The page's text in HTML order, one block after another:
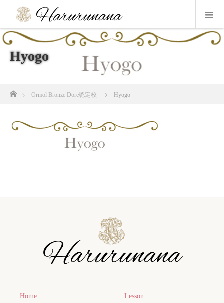
Hyogo
ホーム
Ormol Bronze Dore認定校 Hyogo
Home Lesson